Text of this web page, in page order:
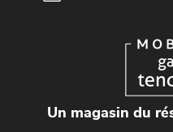
Un magasin du